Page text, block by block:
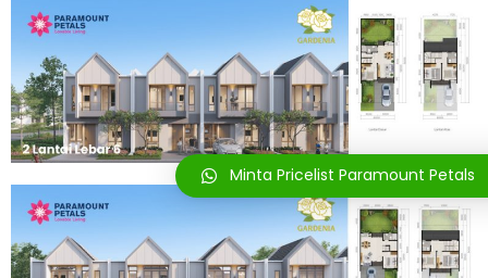
Minta Pricelist Paramount Petals